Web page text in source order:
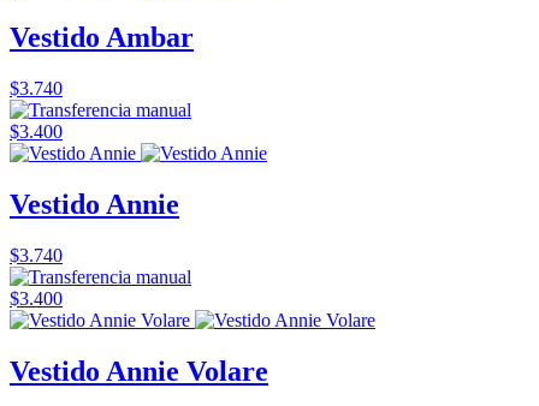
Vestido Ambar
$3.740
$3.400
Vestido Annie
$3.740
$3.400
Vestido Annie Volare